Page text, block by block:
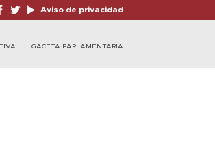
Aviso de privacidad
GACETA PARLAMENTARIA